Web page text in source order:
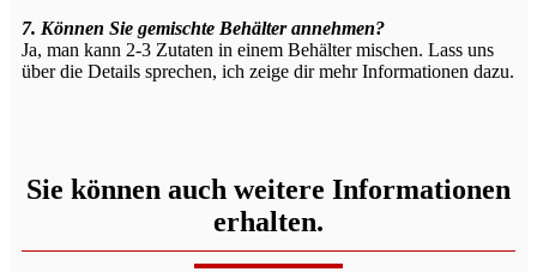
7. Können Sie gemischte Behälter annehmen?
Ja, man kann 2-3 Zutaten in einem Behälter mischen. Lass uns
über die Details sprechen, ich zeige dir mehr Informationen dazu.
Sie können auch weitere Informationen
erhalten.